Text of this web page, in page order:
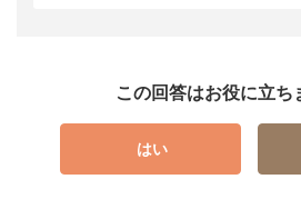
この回答はお役に立ち
はい